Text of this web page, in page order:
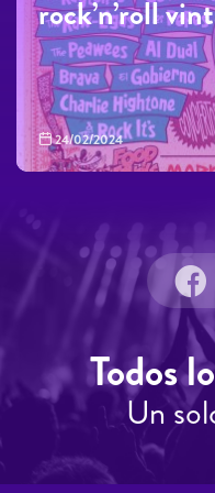
rock’n’roll
24/02/2024
Todos
Un